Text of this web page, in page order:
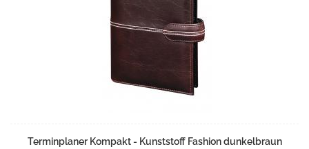
Terminplaner Kompakt - Kunststoff Fashion dunkelbraun